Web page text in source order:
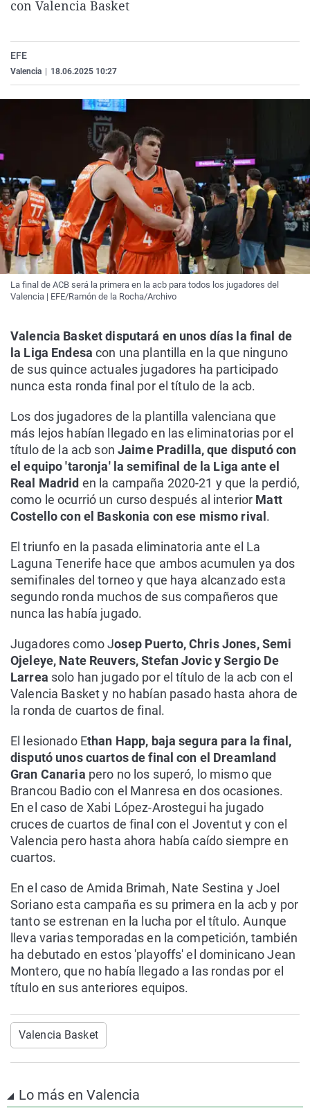
Operación Viuda
Navarra
con Valencia Basket
EFE
Valencia 18.06.2025 10:27
La final de ACB será la primera en la acb para todos los jugadores del
Valencia | EFE/Ramón de la Rocha/Archivo
Valencia Basket disputará en unos días la final de
la Liga Endesa con una plantilla en la que ninguno
de sus quince actuales jugadores ha participado
nunca esta ronda final por el título de la acb.
Los dos jugadores de la plantilla valenciana que
más lejos habían llegado en las eliminatorias por el
título de la acb son Jaime Pradilla, que disputó con
el equipo 'taronja' la semifinal de la Liga ante el
Real Madrid en la campaña 2020-21 y que la perdió,
como le ocurrió un curso después al interior Matt
Costello con el Baskonia con ese mismo rival .
El triunfo en la pasada eliminatoria ante el La
Laguna Tenerife hace que ambos acumulen ya dos
semifinales del torneo y que haya alcanzado esta
segundo ronda muchos de sus compañeros que
nunca las había jugado.
Jugadores como Josep Puerto, Chris Jones, Semi
Ojeleye, Nate Reuvers, Stefan Jovic y Sergio De
Larrea solo han jugado por el título de la acb con el
Valencia Basket y no habían pasado hasta ahora de
la ronda de cuartos de final.
El lesionado Ethan Happ, baja segura para la final,
disputó unos cuartos de final con el Dreamland
Gran Canaria pero no los superó, lo mismo que
Brancou Badio con el Manresa en dos ocasiones.
En el caso de Xabi López-Arostegui ha jugado
cruces de cuartos de final con el Joventut y con el
Valencia pero hasta ahora había caído siempre en
cuartos.
En el caso de Amida Brimah, Nate Sestina y Joel
Soriano esta campaña es su primera en la acb y por
tanto se estrenan en la lucha por el título. Aunque
lleva varias temporadas en la competición, también
ha debutado en estos 'playoffs' el dominicano Jean
Montero, que no había llegado a las rondas por el
título en sus anteriores equipos.
Valencia Basket
Lo más en Valencia